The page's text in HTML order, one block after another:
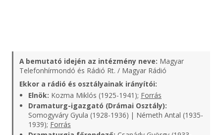
A bemutató idején az intézmény neve: Magyar
Telefonhírmondó és Rádió Rt. / Magyar Rádió
Ekkor a rádió és osztályainak irányítói:
Elnök: Kozma Miklós (1925-1941); Forrás
Dramaturg-igazgató (Drámai Osztály):
Somogyváry Gyula (1928-1936) | Németh Antal (1935-
1939); Forrás